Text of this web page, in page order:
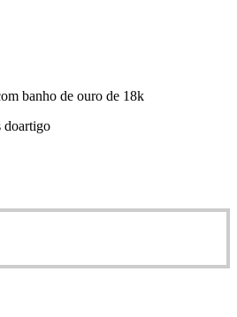
banho de ouro de 18k
doartigo